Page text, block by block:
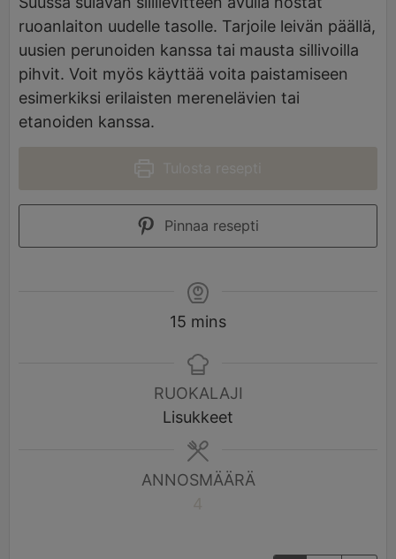
ruoanlaiton uudelle tasolle. Tarjoile leivän päällä,
uusien perunoiden kanssa tai mausta sillivoilla
pihvit. Voit myös käyttää voita paistamiseen
esimerkiksi erilaisten merenelävien tai
etanoiden kanssa.
Pinnaa resepti
15 mins
RUOKALAJI
Lisukkeet
ANNOSMÄÄRÄ